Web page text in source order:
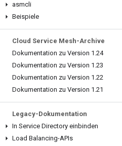
asmcli
Beispiele
Cloud Service Mesh-Archive
Dokumentation zu Version 1 .24
Dokumentation zu Version 1 .23
Dokumentation zu Version 1 .22
Dokumentation zu Version 1 .21
Legacy-Dokumentation
In Service Directory einbinden
Load Balancing-APIs